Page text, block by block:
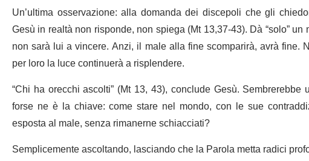
Un’ultima osservazione: alla domanda dei discepoli che gli
Gesù in realtà non risponde, non spiega (Mt 13,37-43). Dà “solo”
non sarà lui a vincere. Anzi, il male alla fine scomparirà, avrà
per loro la luce continuerà a risplendere.
“Chi ha orecchi ascolti” (Mt 13, 43), conclude Gesù.
forse ne è la chiave: come stare nel mondo, con le sue
esposta al male, senza rimanerne schiacciati?
Semplicemente ascoltando, lasciando che la Parola metta radici